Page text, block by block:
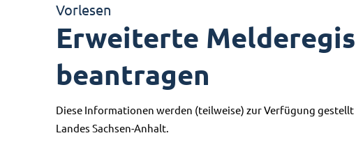
Vorlesen
Erweiterte
beantragen
Diese Informationen werden (teilweise) zur Verfügung
Landes Sachsen-Anhalt.